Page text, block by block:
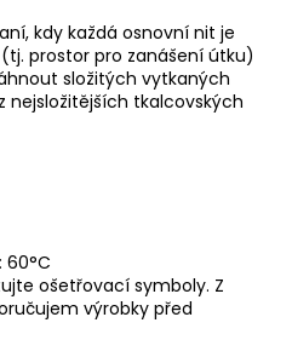
kdy každá osnovní nit je
prostor pro zanášení útku)
složitých vytkaných
nejsložitějších tkalcovských
ošetřovací symboly. Z
výrobky před